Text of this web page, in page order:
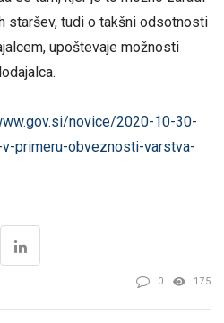
staršev, tudi o takšni odsotnosti
upoštevaje možnosti
novice/2020-10-30-
primeru-obveznosti-varstva-
0 175